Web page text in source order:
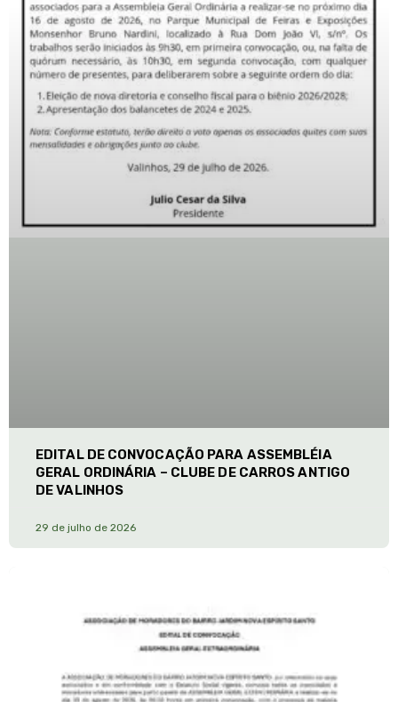
EDITAL DE CONVOCAÇÃO PARA ASSEMBLÉIA
GERAL ORDINÁRIA – CLUBE DE CARROS ANTIGO
DE VALINHOS
29 de julho de 2026